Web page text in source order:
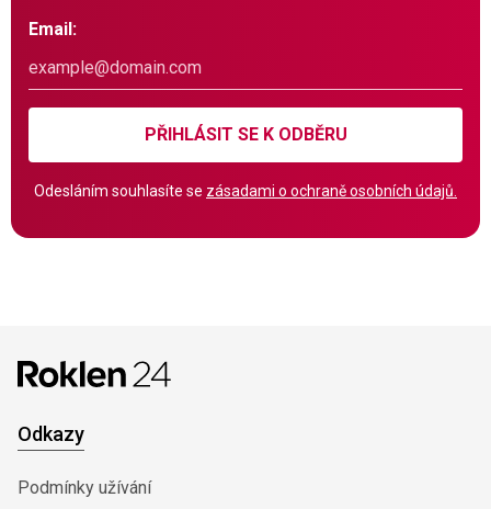
Email:
PŘIHLÁSIT SE K ODBĚRU
Odesláním souhlasíte se zásadami o ochraně osobních údajů.
Odkazy
Podmínky užívání